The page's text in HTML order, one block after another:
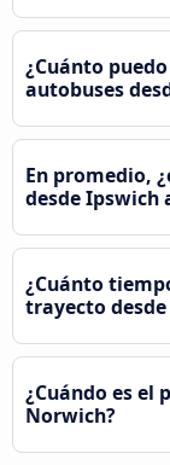
¿Cuánto
autobuses
En promedio,
desde Ipswich
¿Cuánto
trayecto
¿Cuándo es el
Norwich?